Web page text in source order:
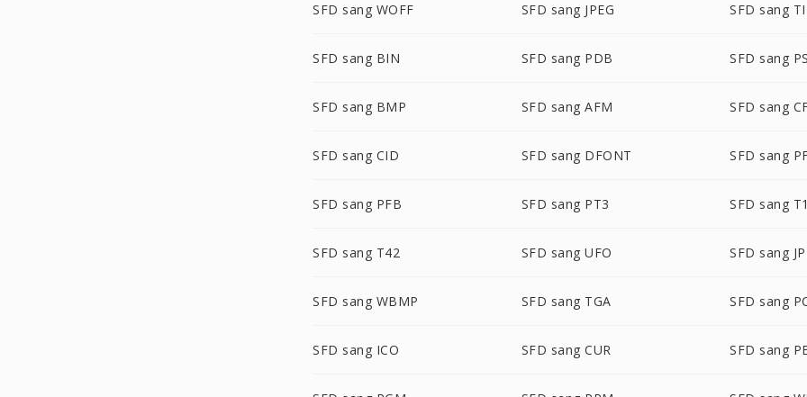
SFD sang WOFF SFD sang JPEG SFD sang
SFD sang BIN SFD sang PDB SFD sang PS
SFD sang BMP SFD sang AFM SFD sang
SFD sang CID SFD sang DFONT SFD sang
SFD sang PFB SFD sang PT3 SFD sang
SFD sang T42 SFD sang UFO SFD sang
SFD sang WBMP SFD sang TGA SFD sang
SFD sang ICO SFD sang CUR SFD sang